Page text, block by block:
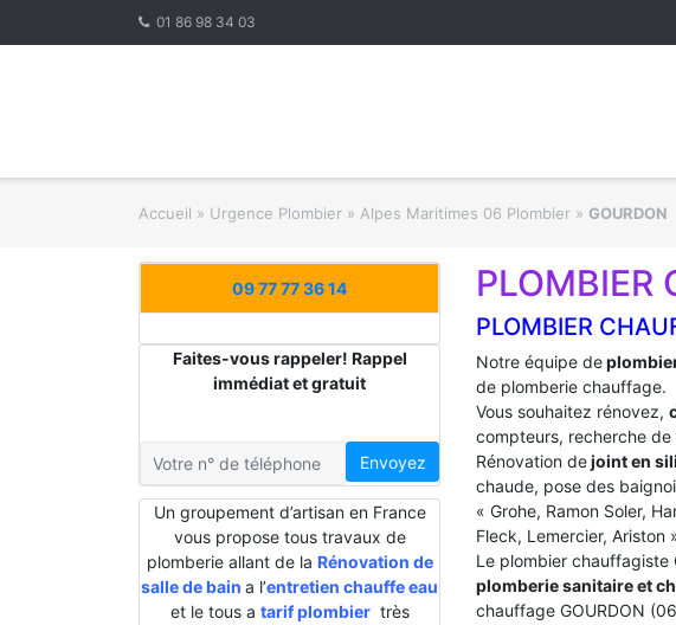
01 86 98 34 03
Accueil » Urgence Plombier » Alpes Maritimes 06 Plombier » GOURDON
09 77 77 36 14
Faites-vous rappeler! Rappel
immédiat et gratuit
Envoyez
Un groupement d’artisan en France
vous propose tous travaux de
plomberie allant de la Rénovation de
salle de bain a l’entretien chauffe eau
et le tous a tarif plombiertrès
PLOMBIER
PLOMBIER
Notre équipe de
de plomberie chauffage.
Vous souhaitez rénovez,
compteurs, recherche de
Rénovation dejoint en
chaude, pose des
« Grohe, Ramon Soler,
Fleck, Lemercier, Ariston
Le plombier chauffagiste
plomberie sanitaire et
chauffage GOURDON